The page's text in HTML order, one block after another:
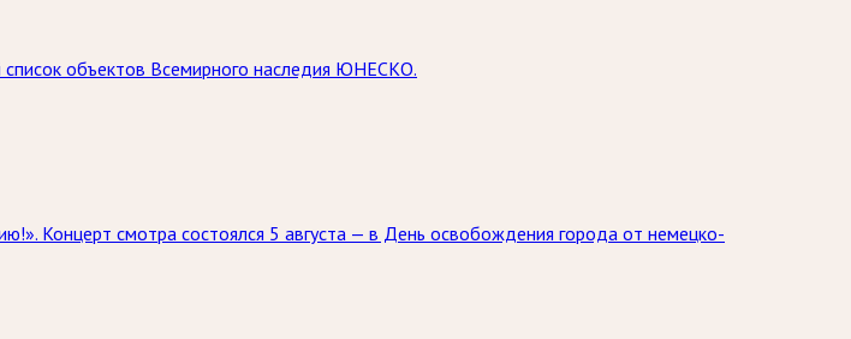
объектов Всемирного наследия ЮНЕСКО.
Концерт смотра состоялся 5 августа — в День освобождения города от немецко-